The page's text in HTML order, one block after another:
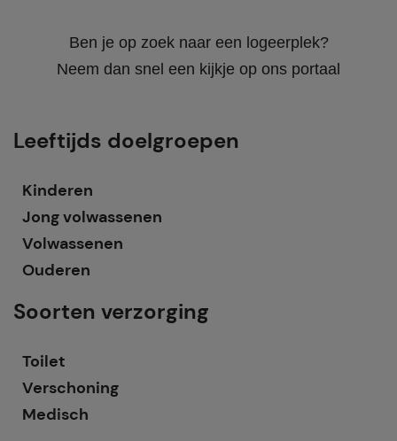
Ben je op zoek naar een logeerplek?
Neem dan snel een kijkje op ons portaal
Leeftijds doelgroepen
Kinderen
Jong volwassenen
Volwassenen
Ouderen
Soorten verzorging
Toilet
Verschoning
Medisch